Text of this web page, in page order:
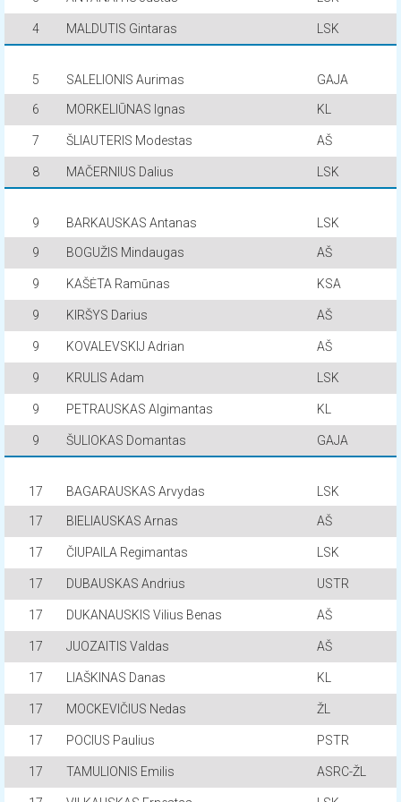
4 MALDUTIS Gintaras LSK
5 SALELIONIS Aurimas GAJA
6 MORKELIŪNAS Ignas KL
7 ŠLIAUTERIS Modestas AŠ
8 MAČERNIUS Dalius LSK
9 BARKAUSKAS Antanas LSK
9 BOGUŽIS Mindaugas AŠ
9 KAŠĖTA Ramūnas KSA
9 KIRŠYS Darius AŠ
9 KOVALEVSKIJ Adrian AŠ
9 KRULIS Adam LSK
9 PETRAUSKAS Algimantas KL
9 ŠULIOKAS Domantas GAJA
17 BAGARAUSKAS Arvydas LSK
17 BIELIAUSKAS Arnas AŠ
17 ČIUPAILA Regimantas LSK
17 DUBAUSKAS Andrius USTR
17 DUKANAUSKIS Vilius Benas AŠ
17 JUOZAITIS Valdas AŠ
17 LIAŠKINAS Danas KL
17 MOCKEVIČIUS Nedas ŽL
17 POCIUS Paulius PSTR
17 TAMULIONIS Emilis ASRC-ŽL